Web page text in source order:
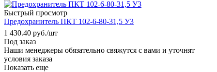
Быстрый просмотр
Предохранитель ПКТ 102-6-80-31,5 У3
1 430.40 руб./шт
Под заказ
Наши менеджеры обязательно свяжутся с вами и уточнят
условия заказа
Показать еще